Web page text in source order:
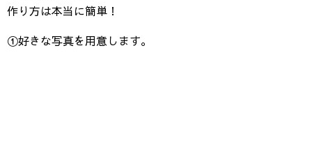
作り方は本当に簡単！
①好きな写真を用意します。